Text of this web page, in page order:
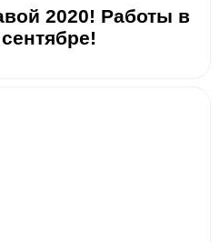
2020! Работы в